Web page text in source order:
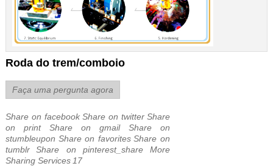
Roda do trem/comboio
Faça uma pergunta agora
Share on facebook Share on twitter Share
on print
Share on gmail
Share on
stumbleupon Share on favorites Share on
tumblr
Share on pinterest_share
More
Sharing Services 17